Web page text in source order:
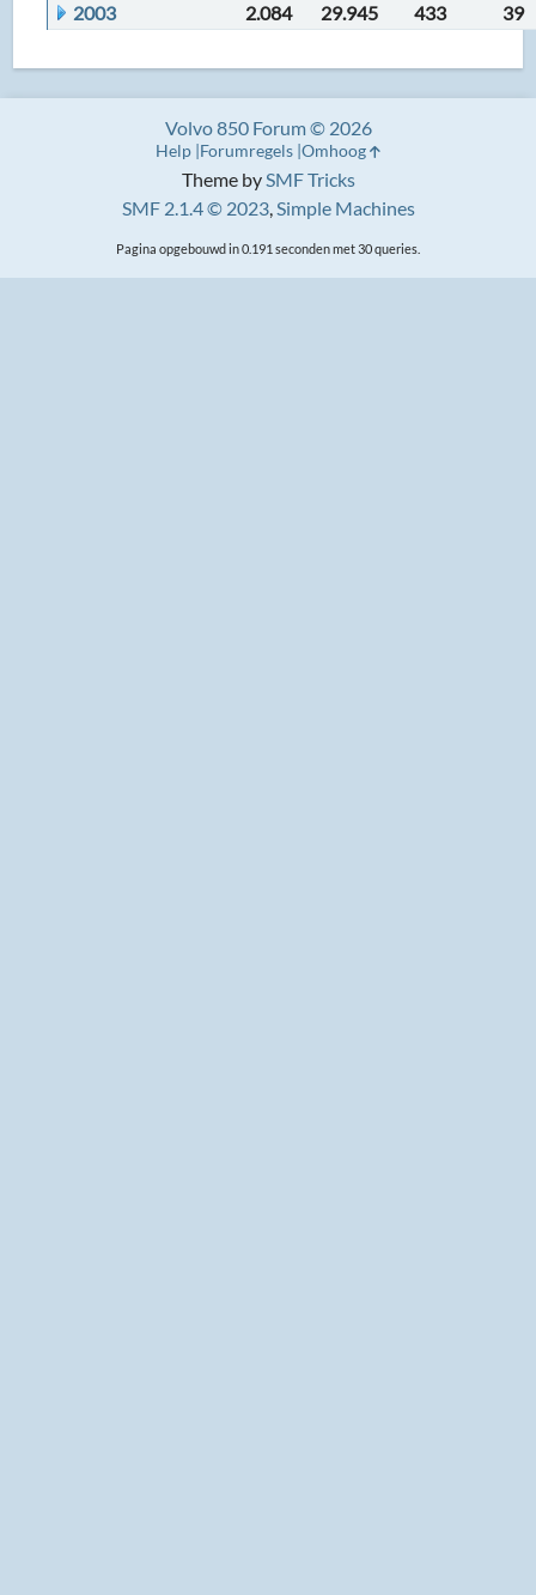
2003
2.084 29.945 433 39
Theme bySMF Tricks
SMF 2.1.4 © 2023,Simple Machines
Volvo 850 Forum © 2026
Help Forumregels Omhoog
Pagina opgebouwd in 0.191 seconden met 30 queries.